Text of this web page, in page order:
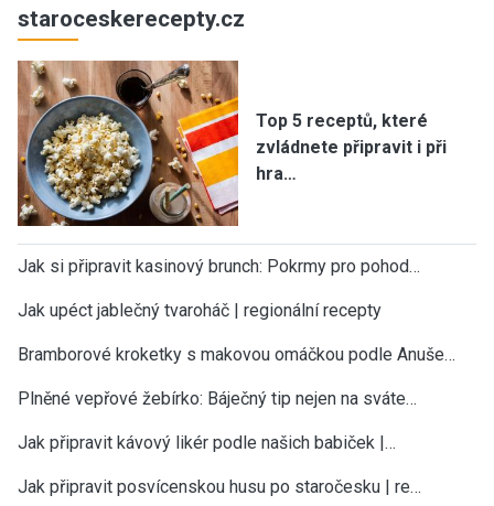
staroceskerecepty.cz
Top 5 receptů, které
zvládnete připravit i při
hra…
Jak si připravit kasinový brunch: Pokrmy pro pohod…
Jak upéct jablečný tvaroháč | regionální recepty
Bramborové kroketky s makovou omáčkou podle Anuše…
Plněné vepřové žebírko: Báječný tip nejen na sváte…
Jak připravit kávový likér podle našich babiček |…
Jak připravit posvícenskou husu po staročesku | re…